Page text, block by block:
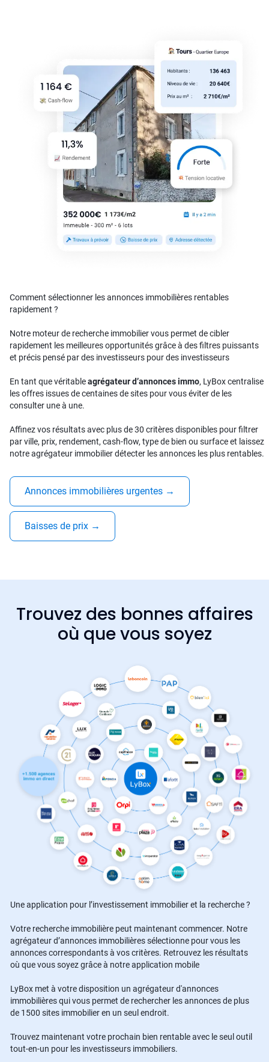
Comment sélectionner les annonces immobilières rentables
rapidement ?
Notre moteur de recherche immobilier vous permet de cibler
rapidement les meilleures opportunités grâce à des filtres puissants
et précis pensé par des investisseurs pour des investisseurs
En tant que véritableagrégateur d’annonces immo, LyBox centralise
les offres issues de centaines de sites pour vous éviter de les
consulter une à une.
Affinez vos résultats avec plus de 30 critères disponibles pour filtrer
par ville, prix, rendement, cash-flow, type de bien ou surface et laissez
notre agrégateur immobilier détecter les annonces les plus rentables.
Annonces immobilières urgentes →
Baisses de prix →
Trouvez des bonnes affaires
où que vous soyez
Une application pour l’investissement immobilier et la recherche ?
Votre recherche immobilière peut maintenant commencer. Notre
agrégateur d’annonces immobilières sélectionne pour vous les
annonces correspondants à vos critères. Retrouvez les résultats
où que vous soyez grâce à notre application mobile
LyBox met à votre disposition un agrégateur d'annonces
immobilières qui vous permet de rechercher les annonces de plus
de 1500 sites immobilier en un seul endroit.
Trouvez maintenant votre prochain bien rentable avec le seul outil
tout-en-un pour les investisseurs immobiliers.